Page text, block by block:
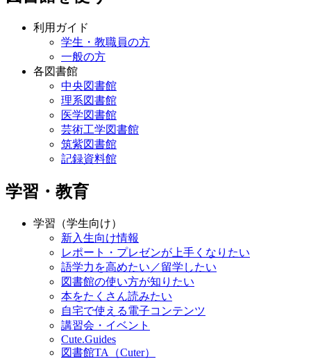
利用ガイド
学生・教職員の方
一般の方
各図書館
中央図書館
理系図書館
医学図書館
芸術工学図書館
筑紫図書館
記録資料館
学習・教育
学習（学生向け）
新入生向け情報
レポート・プレゼンが上手くなりたい
語学力を高めたい／留学したい
図書館の使い方が知りたい
本をたくさん読みたい
自宅で使える電子コンテンツ
講習会・イベント
Cute.Guides
図書館TA（Cuter）